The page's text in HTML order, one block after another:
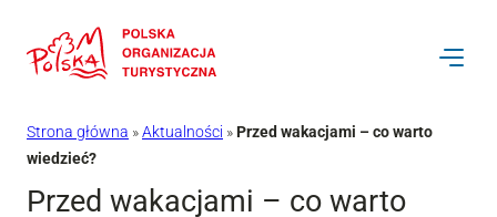
do
Strona główna »Aktualności »Przed wakacjami – co warto
wiedzieć?
Przed wakacjami – co warto